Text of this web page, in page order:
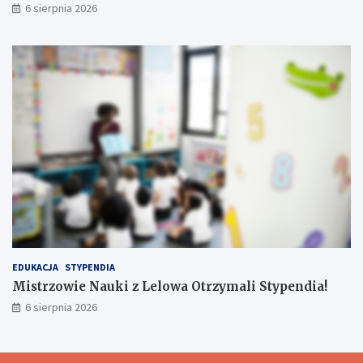
e
6 sierpnia 2026
EDUKACJA STYPENDIA
Mistrzowie Nauki z Lelowa Otrzymali Stypendia!
6 sierpnia 2026